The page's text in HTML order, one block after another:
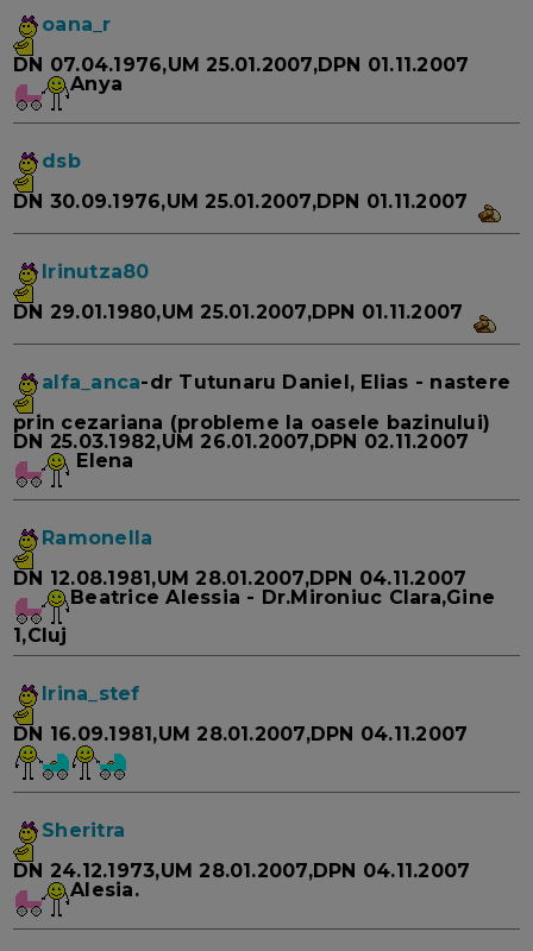
oana_r
DN 07.04.1976,UM 25.01.2007,DPN 01.11.2007
Anya
dsb
DN 30.09.1976,UM 25.01.2007,DPN 01.11.2007
Irinutza80
DN 29.01.1980,UM 25.01.2007,DPN 01.11.2007
alfa_anca-dr Tutunaru Daniel, Elias - nastere
prin cezariana (probleme la oasele bazinului)
DN 25.03.1982,UM 26.01.2007,DPN 02.11.2007
Elena
Ramonella
DN 12.08.1981,UM 28.01.2007,DPN 04.11.2007
Beatrice Alessia - Dr.Mironiuc Clara,Gine
1,Cluj
Irina_stef
DN 16.09.1981,UM 28.01.2007,DPN 04.11.2007
Sheritra
DN 24.12.1973,UM 28.01.2007,DPN 04.11.2007
Alesia.